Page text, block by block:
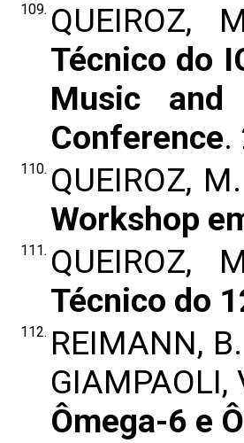
109. QUEIROZ,
Técnico do
Music and
Conference.
110. QUEIROZ, M.
Workshop
111. QUEIROZ,
Técnico do
112. REIMANN,
GIAMPAOLI,
Ômega-6 e